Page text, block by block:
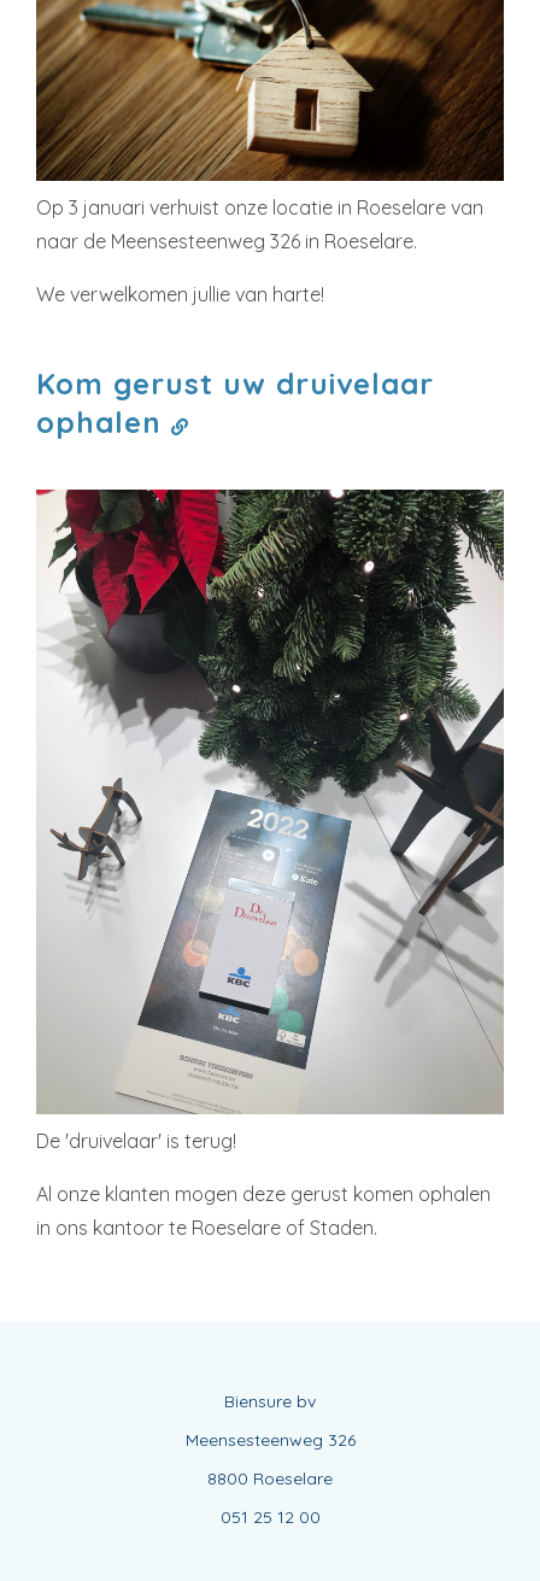
Op 3 januari verhuist onze locatie in Roeselare van
naar de Meensesteenweg 326 in Roeselare.
We verwelkomen jullie van harte!
Kom gerust uw druivelaar
ophalen
De 'druivelaar' is terug!
Al onze klanten mogen deze gerust komen ophalen
in ons kantoor te Roeselare of Staden.
Biensure bv
Meensesteenweg 326
8800 Roeselare
051 25 12 00